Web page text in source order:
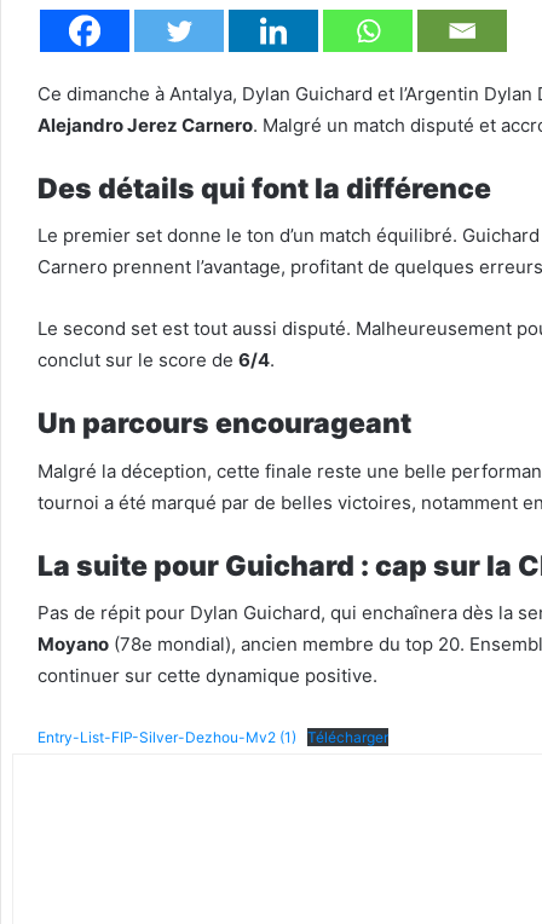
Ce dimanche à Antalya, Dylan Guichard et l’Argentin
Alejandro Jerez Carnero. Malgré un match disputé et
Des détails qui font la différence
Le premier set donne le ton d’un match équilibré.
Carnero prennent l’avantage, profitant de quelques
Le second set est tout aussi disputé. Malheureusement
conclut sur le score de 6/4.
Un parcours encourageant
Malgré la déception, cette finale reste une belle
tournoi a été marqué par de belles victoires, notamment
La suite pour Guichard : cap sur la
Pas de répit pour Dylan Guichard, qui enchaînera dès la
Moyano (78e mondial), ancien membre du top 20.
continuer sur cette dynamique positive.
Entry-List-FIP-Silver-Dezhou-Mv2 (1) Télécharger